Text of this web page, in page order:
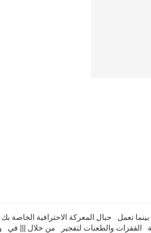
تعمل حبال المعركة الاحترافية الخاصة